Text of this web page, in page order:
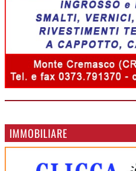
IMMOBILIARE